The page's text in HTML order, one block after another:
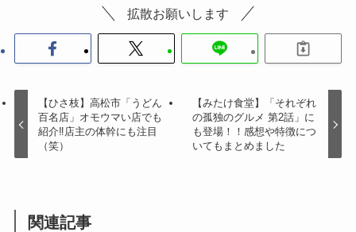
拡散お願いします
【ひさ枝】高松市「うどん
百名店」オモウマい店でも
紹介‼︎店主の体幹にも注目
（笑）
【みたけ食堂】「それぞれ
の孤独のグルメ 第2話」に
も登場！！感想や特徴につ
いてもまとめました
関連記事